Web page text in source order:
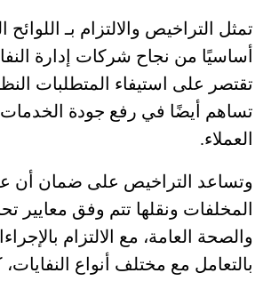
تمثل التراخيص والالتزام بـ اللوائح
أساسيًا من نجاح شركات إدارة
تقتصر على استيفاء المتطلبات
تساهم أيضًا في رفع جودة الخدمات
العملاء.
وتساعد التراخيص على ضمان أن
المخلفات ونقلها تتم وفق معايير
والصحة العامة، مع الالتزام
بالتعامل مع مختلف أنواع النفايات،